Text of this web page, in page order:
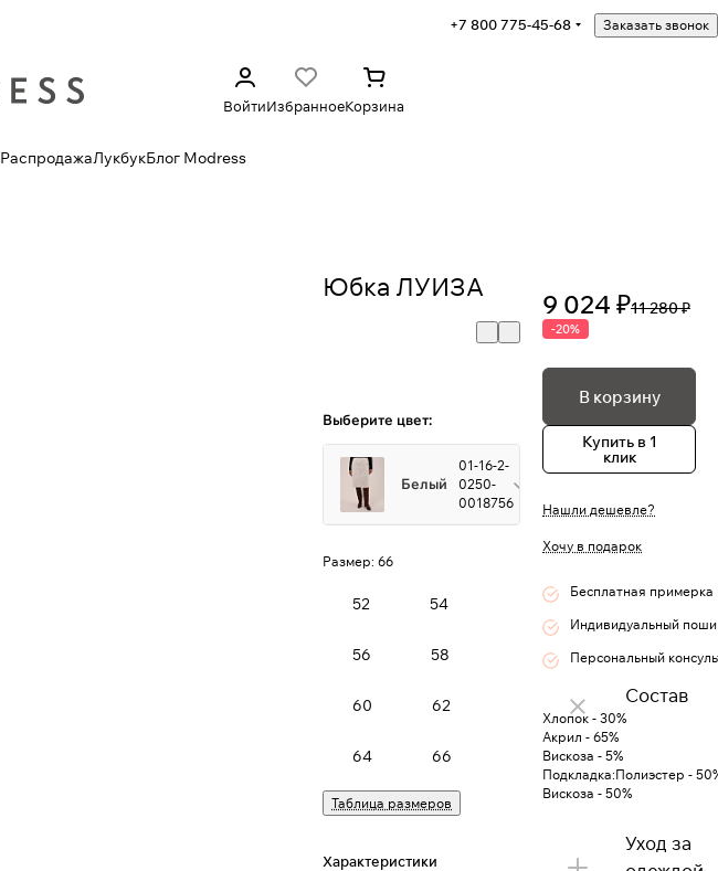
+7 800 775-45-68 Заказать звонок
ВойтиИзбранноеКорзина
РаспродажаЛукбукБлог Modress
Юбка ЛУИЗА
Выберите цвет:
Белый
01-16-2-
0250-
0018756
Размер: 66
52 54
56 58
60 62
64 66
Таблица размеров
Характеристики
9 024 ₽11 280 ₽
-20%
В корзину
Купить в 1
клик
Нашли дешевле?
Хочу в подарок
Бесплатная примерка
Индивидуальный
Персональный
Состав
Хлопок - 30%
Акрил - 65%
Вискоза - 5%
Подкладка:Полиэстер -
Вискоза - 50%
Уход за